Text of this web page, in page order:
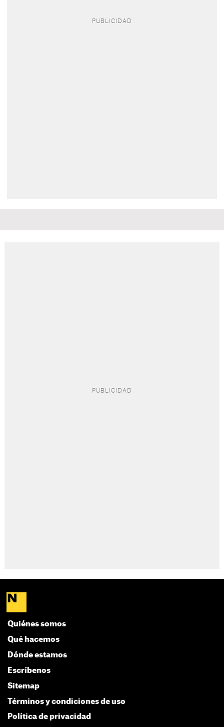
Quiénes somos
Qué hacemos
Dónde estamos
Escríbenos
Sitemap
Términos y condiciones de uso
Política de privacidad